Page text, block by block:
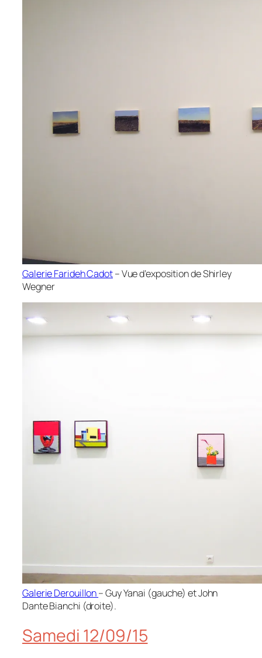
Galerie Farideh Cadot– Vue d’exposition de Shirley
Wegner
Galerie Derouillon– Guy Yanai (gauche) et John
Dante Bianchi (droite).
Samedi 12/09/15